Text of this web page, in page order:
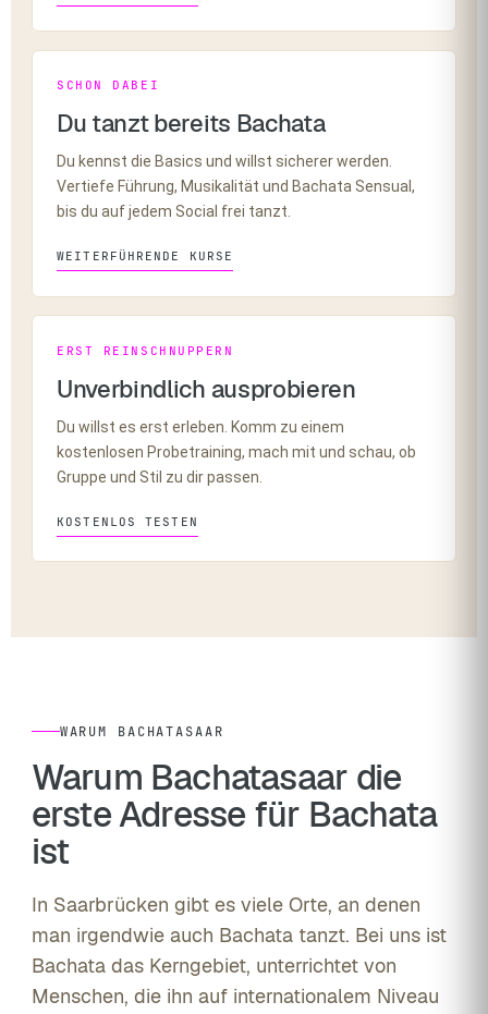
SCHON DABEI
Du tanzt bereits Bachata
Du kennst die Basics und willst sicherer werden.
Vertiefe Führung, Musikalität und Bachata Sensual,
bis du auf jedem Social frei tanzt.
WEITERFÜHRENDE KURSE
ERST REINSCHNUPPERN
Unverbindlich ausprobieren
Du willst es erst erleben. Komm zu einem
kostenlosen Probetraining, mach mit und schau, ob
Gruppe und Stil zu dir passen.
KOSTENLOS TESTEN
WARUM BACHATASAAR
Warum Bachatasaar die
erste Adresse für Bachata
ist
In Saarbrücken gibt es viele Orte, an denen
man irgendwie auch Bachata tanzt. Bei uns ist
Bachata das Kerngebiet, unterrichtet von
Menschen, die ihn auf internationalem Niveau